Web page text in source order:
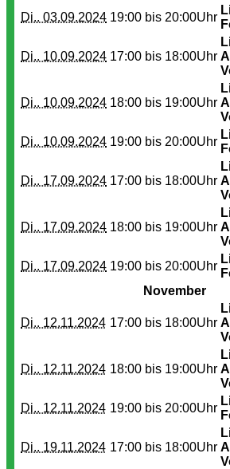
Di.. 03.09.2024 19:00 bis 20:00Uhr
Di.. 10.09.2024 17:00 bis 18:00Uhr
Di.. 10.09.2024 18:00 bis 19:00Uhr
Di.. 10.09.2024 19:00 bis 20:00Uhr
Di.. 17.09.2024 17:00 bis 18:00Uhr
Di.. 17.09.2024 18:00 bis 19:00Uhr
Di.. 17.09.2024 19:00 bis 20:00Uhr
November
Di.. 12.11.2024 17:00 bis 18:00Uhr
Di.. 12.11.2024 18:00 bis 19:00Uhr
Di.. 12.11.2024 19:00 bis 20:00Uhr
Di.. 19.11.2024 17:00 bis 18:00Uhr